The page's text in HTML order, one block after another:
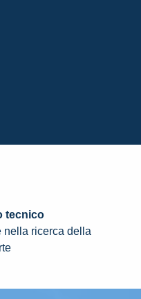
tecnico
nella ricerca della